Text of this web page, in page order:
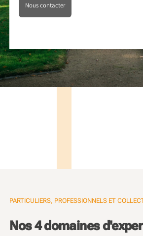
Nous contacter
PARTICULIERS, PROFESSIONNELS ET
Nos 4 domaines